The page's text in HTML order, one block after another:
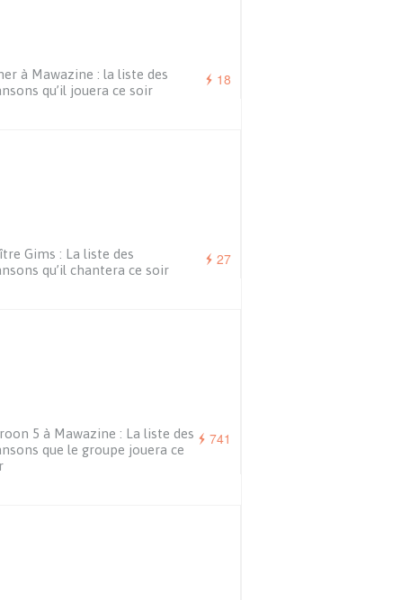
18
à Mawazine : la liste des
qu’il jouera ce soir
27
Gims : La liste des
qu’il chantera ce soir
741
5 à Mawazine : La liste des
que le groupe jouera ce